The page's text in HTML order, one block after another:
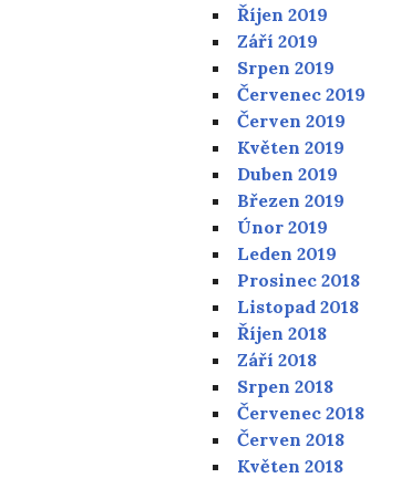
Říjen 2019
Září 2019
Srpen 2019
Červenec 2019
Červen 2019
Květen 2019
Duben 2019
Březen 2019
Únor 2019
Leden 2019
Prosinec 2018
Listopad 2018
Říjen 2018
Září 2018
Srpen 2018
Červenec 2018
Červen 2018
Květen 2018